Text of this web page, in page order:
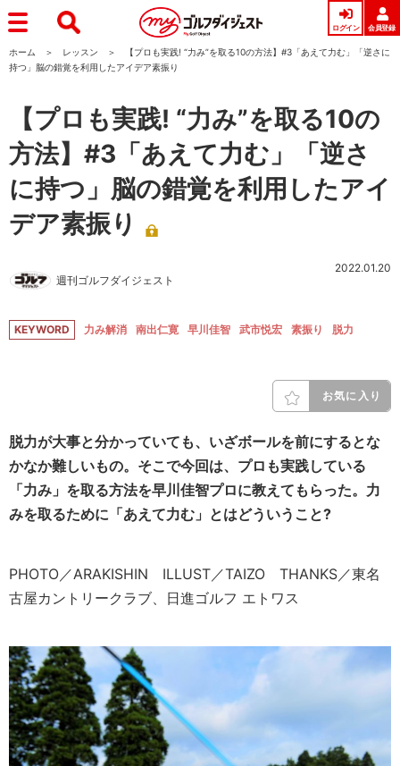
ログイン 会員登録
ホーム レッスン
【プロも実践! “力み”を取る10の方法】#3「あえて力む」「逆さに
持つ」脳の錯覚を利用したアイデア素振り
【プロも実践! “力み”を取る10の
方法】#3「あえて力む」「逆さ
に持つ」脳の錯覚を利用したアイ
デア素振り
週刊ゴルフダイジェスト
2022.01.20
KEYWORD 力み解消 南出仁寛 早川佳智 武市悦宏 素振り 脱力
お気に入り
脱力が大事と分かっていても、いざボールを前にするとな
かなか難しいもの。そこで今回は、プロも実践している
「力み」を取る方法を早川佳智プロに教えてもらった。 力
みを取るために「あえて力む」とはどういうこと?
PHOTO／ARAKISHIN ILLUST／TAIZO THANKS／東名
古屋カントリークラブ、日進ゴルフ エトワス